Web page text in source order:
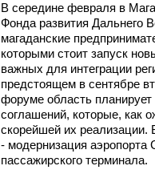
В середине февраля в
Фонда развития Дальнего
магаданские
которыми стоит запуск
важных для интеграции
предстоящем в сентябре
форуме область
соглашений, которые, как
скорейшей их реализации.
- модернизация аэропорта
пассажирского терминала.